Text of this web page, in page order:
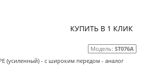
КУПИТЬ В 1 КЛИК
Модель: ST076A
(усиленный) - с широким передом - аналог